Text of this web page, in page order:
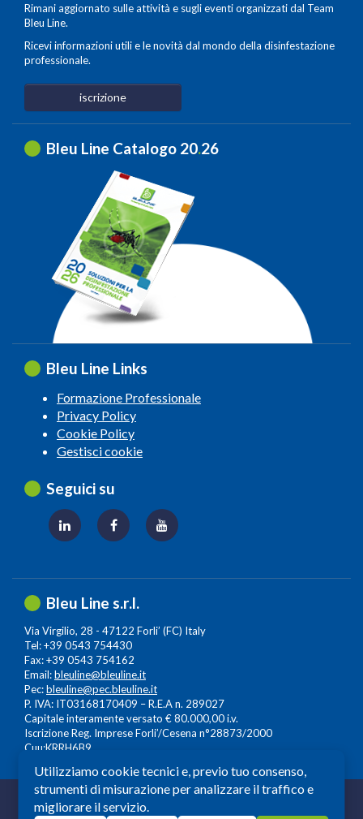
Rimani aggiornato sulle attività e sugli eventi organizzati dal Team
Bleu Line.
Ricevi informazioni utili e le novità dal mondo della disinfestazione
professionale.
iscrizione
Bleu Line Catalogo 20.26
Bleu Line Links
Formazione Professionale
Privacy Policy
Cookie Policy
Gestisci cookie
Seguici su
Bleu Line s.r.l.
Via Virgilio, 28 - 47122 Forli’ (FC) Italy
Tel: +39 0543 754430
Fax: +39 0543 754162
Email:bleuline@bleuline.it
Pec:bleuline@pec.bleuline.it
P. IVA: IT03168170409 – R.E.A n. 289027
Capitale interamente versato € 80.000,00 i.v.
Iscrizione Reg. Imprese Forli’/Cesena n°28873/2000
Cuu:KRRH6B9
© 2026 Copyright: Bleuline s.r.l. - All Rights Reserved
Utilizziamo cookie tecnici e, previo tuo consenso,
strumenti di misurazione per analizzare il traffico e
migliorare il servizio.